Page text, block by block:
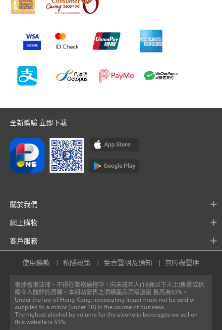
全新體驗 立即下載
關於我們
網上購物
客戶服務
根據香港法律，不得在業務過程中，向未成年人(18歲以下人士)售賣或供
應令人醺醉的酒類。本網站發售之酒類產品酒精濃度 最高為53%。
Under the law of Hong Kong, intoxicating liquor must not be sold or
supplied to a minor (under 18) in the course of business.
The highest alcohol by volume for the alcoholic beverages we sell on
this website is 53%.
使用條款 私隱政策 免責聲明及通知 無障礙聲明